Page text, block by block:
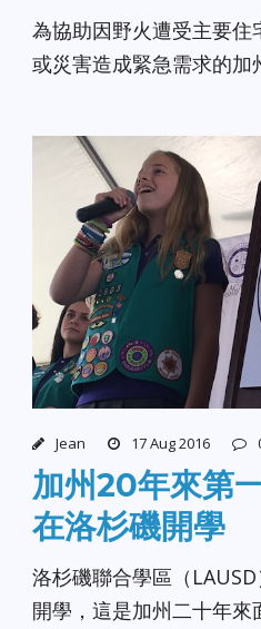
為協助因野火遭受主要住
或災害造成緊急需求的加
Jean 17 Aug 2016
加州20年來第
在洛杉磯開學
洛杉磯聯合學區（
開學，這是加州二十年